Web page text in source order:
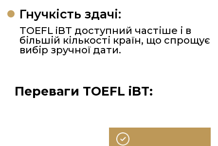
Гнучкість здачі:
TOEFL iBT доступний частіше і в
більшій кількості країн, що спрощує
вибір зручної дати.
Переваги TOEFL iBT: